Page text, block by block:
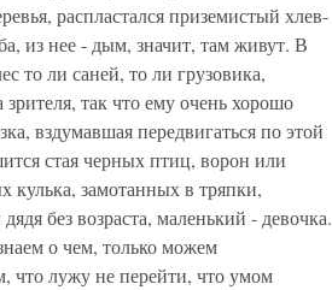
распластался приземистый хлев-
из нее - дым, значит, там живут. В
то ли саней, то ли грузовика,
так что ему очень хорошо
вздумавшая передвигаться по этой
стая черных птиц, ворон или
кулька, замотанных в тряпки,
без возраста, маленький - девочка.
о чем, только можем
что лужу не перейти, что умом